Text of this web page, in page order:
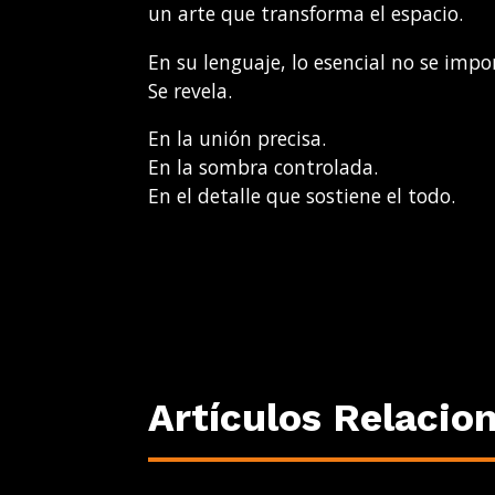
un arte que transforma el espacio.
En su lenguaje, lo esencial no se
Se revela.
En la unión precisa.
En la sombra controlada.
En el detalle que sostiene el todo.
Artículos